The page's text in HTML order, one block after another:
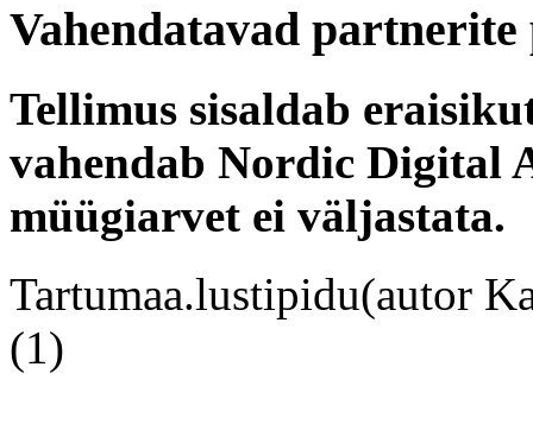
Vahendatavad
Tellimus sisaldab
vahendab Nordic Digital
müügiarvet ei väljastata.
Tartumaa.lustipidu(autor
(1)